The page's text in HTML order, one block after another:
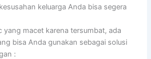
keluarga Anda bisa segera
yang macet karena tersumbat, ada
bisa Anda gunakan sebagai solusi
: